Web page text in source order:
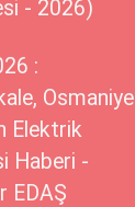
- 2026)
:
Osmaniye
Elektrik
Haberi -
EDAŞ